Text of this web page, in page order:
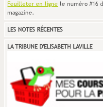
Feuilleter en ligne le numéro #16
magazine.
LES NOTES RÉCENTES
LA TRIBUNE D'ELISABETH LAVILLE